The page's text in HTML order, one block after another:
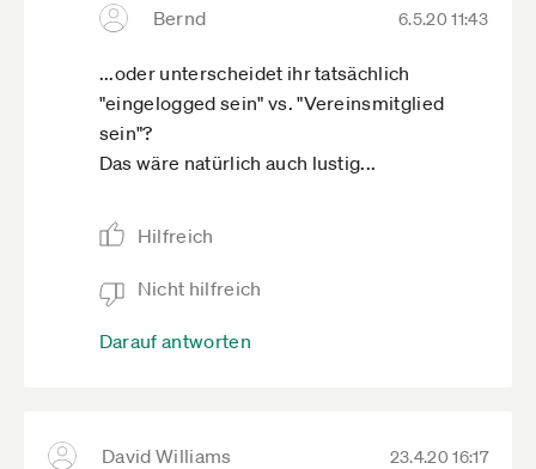
Bernd 6.5.20 11:43
...oder unterscheidet ihr tatsächlich
"eingelogged sein" vs. "Vereinsmitglied
sein"?
Das wäre natürlich auch lustig...
Hilfreich
Nicht hilfreich
Darauf antworten
David Williams 23.4.20 16:17